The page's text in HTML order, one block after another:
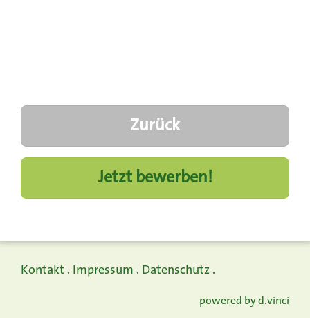
Zurück
Jetzt bewerben!
Kontakt . Impressum . Datenschutz .
powered byd.vinci